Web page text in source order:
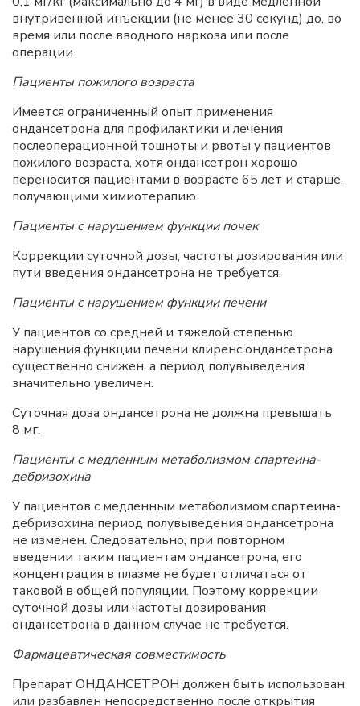
внутривенной инъекции (не менее 30 секунд) до, во
время или после вводного наркоза или после
операции.
Пациенты пожилого возраста
Имеется ограниченный опыт применения
ондансетрона для профилактики и лечения
послеоперационной тошноты и рвоты у пациентов
пожилого возраста, хотя ондансетрон хорошо
переносится пациентами в возрасте 65 лет и старше,
получающими химиотерапию.
Пациенты с нарушением функции почек
Коррекции суточной дозы, частоты дозирования или
пути введения ондансетрона не требуется.
Пациенты с нарушением функции печени
У пациентов со средней и тяжелой степенью
нарушения функции печени клиренс ондансетрона
существенно снижен, а период полувыведения
значительно увеличен.
Суточная доза ондансетрона не должна превышать
8 мг.
Пациенты с медленным метаболизмом спартеина-
дебризохина
У пациентов с медленным метаболизмом спартеина-
дебризохина период полувыведения ондансетрона
не изменен. Следовательно, при повторном
введении таким пациентам ондансетрона, его
концентрация в плазме не будет отличаться от
таковой в общей популяции. Поэтому коррекции
суточной дозы или частоты дозирования
ондансетрона в данном случае не требуется.
Фармацевтическая совместимость
Препарат ОНДАНСЕТРОН должен быть использован
или разбавлен непосредственно после открытия